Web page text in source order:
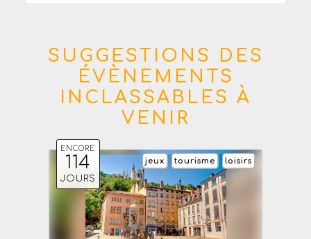
SUGGESTIONS DES
ÉVÈNEMENTS
INCLASSABLES À
VENIR
ENCORE
114
JOURS
loisirs
tourisme
jeux